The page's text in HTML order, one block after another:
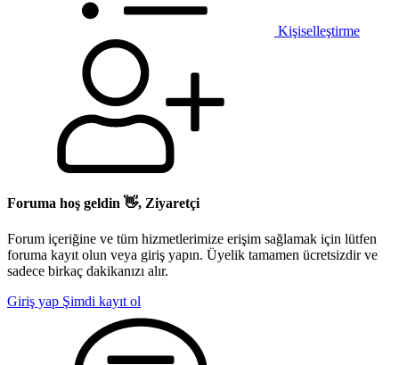
Kişiselleştirme
Foruma hoş geldin 👋, Ziyaretçi
Forum içeriğine ve tüm hizmetlerimize erişim sağlamak için lütfen
foruma kayıt olun veya giriş yapın. Üyelik tamamen ücretsizdir ve
sadece birkaç dakikanızı alır.
Giriş yap Şimdi kayıt ol